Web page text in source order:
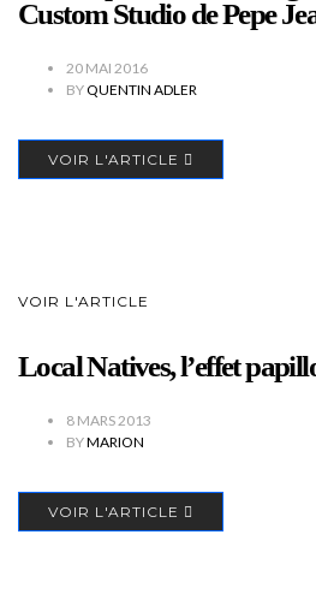
Custom Studio de Pepe
20 MAI 2016
BYQUENTIN ADLER
VOIR L'ARTICLE
VOIR L'ARTICLE
Local Natives, l’effet
8 MARS 2013
BYMARION
VOIR L'ARTICLE